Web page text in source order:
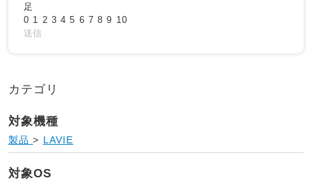
足
0 1 2 3 4 5 6 7 8 9 10
送信
カテゴリ
対象機種
製品 > LAVIE
対象OS